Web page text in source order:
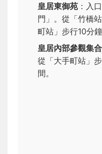
皇居東御苑 ：入
門」。從「竹橋
町站」步行10分鐘
皇居內部參觀集
從「大手町站」
間。